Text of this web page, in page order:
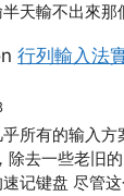
天輸不出來那
行列輸入法
所有的输入方
去一些老旧
记键盘 尽管